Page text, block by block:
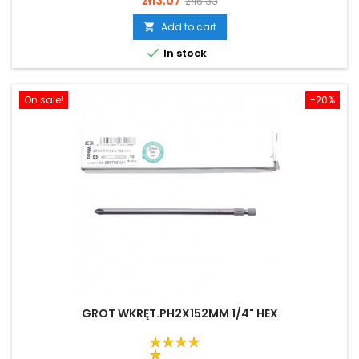
price
 Add to cart
 In stock
-20%
On sale!
GROT WKRĘT.PH2X152MM 1/4" HEX